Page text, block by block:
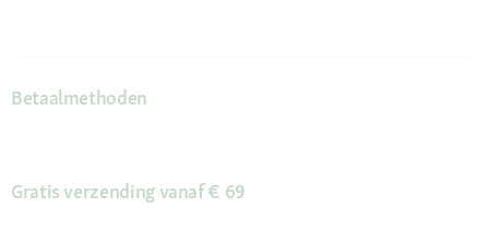
Betaalmethoden
Gratis verzending vanaf € 69